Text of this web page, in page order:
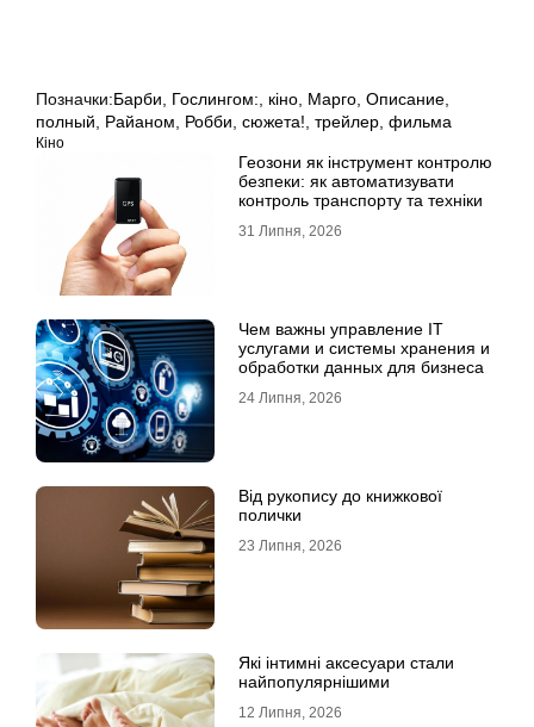
Позначки:Барби Гослингом: кіно Марго Описание
полный
Райаном Робби сюжета! трейлер фильма
Кіно
Геозони як інструмент контролю
безпеки: як автоматизувати
контроль транспорту та техніки
31 Липня, 2026
Чем важны управление IT
услугами и системы хранения и
обработки данных для бизнеса
24 Липня, 2026
Від рукопису до книжкової
полички
23 Липня, 2026
Які інтимні аксесуари стали
найпопулярнішими
12 Липня, 2026